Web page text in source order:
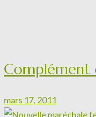
Complément
mars 17, 2011